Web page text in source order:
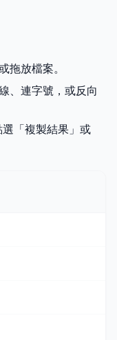
拖放檔案。
、連字號，或反向
「複製結果」或